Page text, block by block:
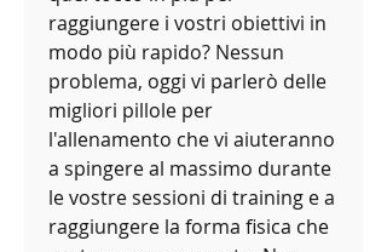
raggiungere i vostri obiettivi in
modo più rapido? Nessun
problema, oggi vi parlerò delle
migliori pillole per
l'allenamento che vi aiuteranno
a spingere al massimo durante
le vostre sessioni di training e a
raggiungere la forma fisica che